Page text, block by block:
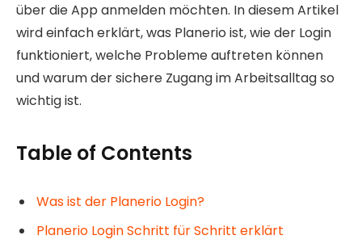
über die App anmelden möchten. In diesem Artikel
wird einfach erklärt, was Planerio ist, wie der Login
funktioniert, welche Probleme auftreten können
und warum der sichere Zugang im Arbeitsalltag so
wichtig ist.
Table of Contents
Was ist der Planerio Login?
Planerio Login Schritt für Schritt erklärt